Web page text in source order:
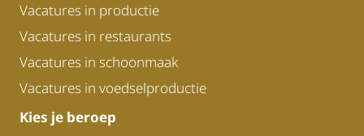
Vacatures in productie
Vacatures in restaurants
Vacatures in schoonmaak
Vacatures in voedselproductie
Kies je beroep